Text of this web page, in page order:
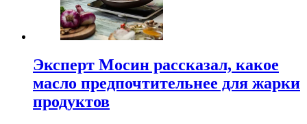
Эксперт Мосин рассказал, какое
масло предпочтительнее для жарки
продуктов